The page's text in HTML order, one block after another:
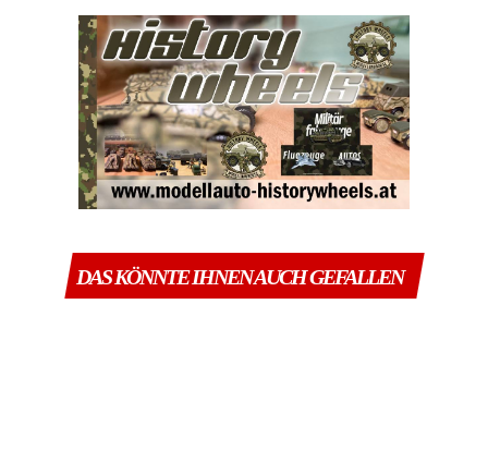
DAS KÖNNTE IHNEN AUCH GEFALLEN